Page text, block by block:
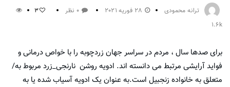
ترانه محمودی 28 فوریه 2021 0 نظر 3
1.6k
برای صدها سال ، مردم در سراسر جهان زردچوبه را با خواص درمانی و
فواید آرایشی مرتبط می دانسته اند. ادویه روشن نارنجی_زرد مربوط به/
متعلق به خانواده زنجبیل است.به عنوان یک ادویه آسیاب شده یا به